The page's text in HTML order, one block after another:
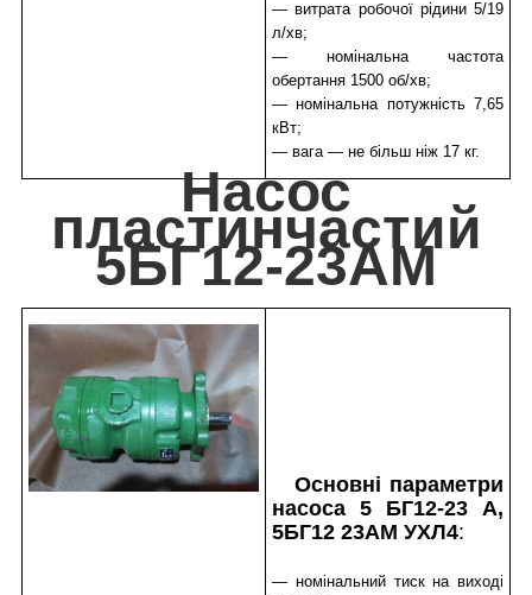
— витрата робочої рідини 5/19
л/хв;
— номінальна частота
обертання 1500 об/хв;
— номінальна потужність 7,65
кВт;
— вага — не більш ніж 17 кг.
Насос
пластинчастий
5БГ12-23АМ
Основні параметри
насоса 5 БГ12-23 А,
5БГ12 23АМ УХЛ4:
— номінальний тиск на виході